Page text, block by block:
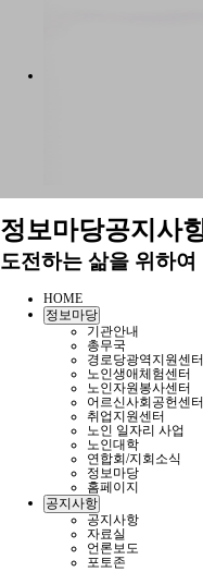
정보마당공지사
도전하는 삶을 위하여
HOME
정보마당
기관안내
총무국
경로당광역지원센터
노인생애체험센터
노인자원봉사센터
어르신사회공헌센터
취업지원센터
노인 일자리 사업
노인대학
연합회/지회소식
정보마당
홈페이지
공지사항
공지사항
자료실
언론보도
포토존